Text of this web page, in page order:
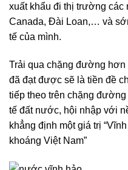
xuất khẩu đi thị trường
Canada, Đài Loan,… và
tế của mình.
Trải qua chặng đường
đã đạt được sẽ là tiền đề
tiếp theo trên chặng
tế đất nước, hội nhập với
khẳng định một giá trị
khoáng Việt Nam”